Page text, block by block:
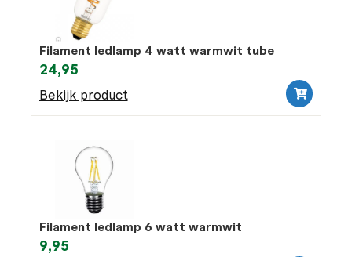
Filament ledlamp 4 watt warmwit tube
24,95
Bekijk product
Filament ledlamp 6 watt warmwit
9,95